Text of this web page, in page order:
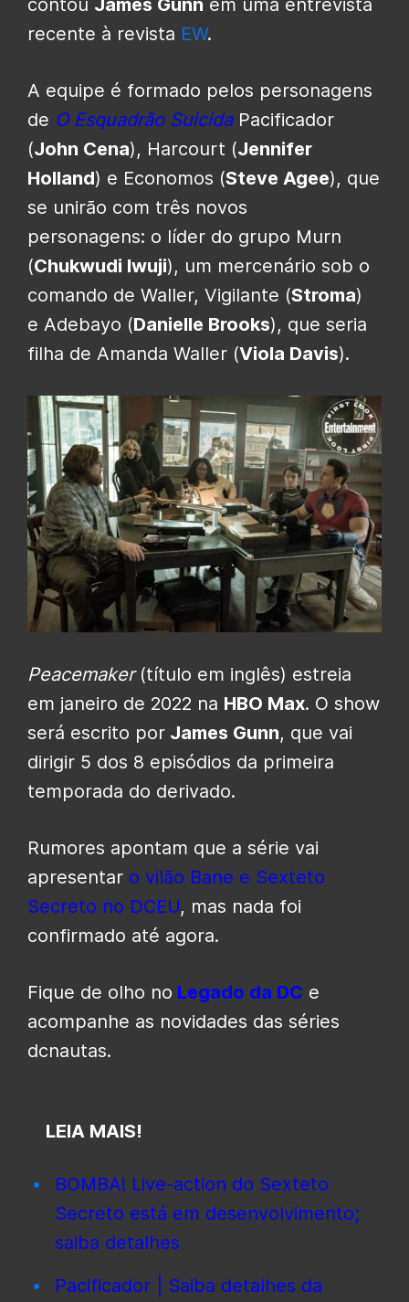
contou James Gunn em uma entrevista
recente à revista EW.
A equipe é formado pelos personagens
de O Esquadrão SuicidaPacificador
(John Cena), Harcourt (Jennifer
Holland) e Economos (Steve Agee), que
se unirão com três novos
personagens: o líder do grupo Murn
(Chukwudi Iwuji), um mercenário sob o
comando de Waller, Vigilante (Stroma)
e Adebayo (Danielle Brooks), que seria
filha de Amanda Waller (Viola Davis).
Peacemaker (título em inglês) estreia
em janeiro de 2022 na HBO Max. O show
será escrito por James Gunn, que vai
dirigir 5 dos 8 episódios da primeira
temporada do derivado.
Rumores apontam que a série vai
apresentar o vilão Bane e Sexteto
Secreto no DCEU, mas nada foi
confirmado até agora.
Fique de olho no Legado da DC e
acompanhe as novidades das séries
dcnautas.
LEIA MAIS!
BOMBA! Live-action do Sexteto
Secreto está em desenvolvimento;
saiba detalhes
Pacificador | Saiba detalhes da